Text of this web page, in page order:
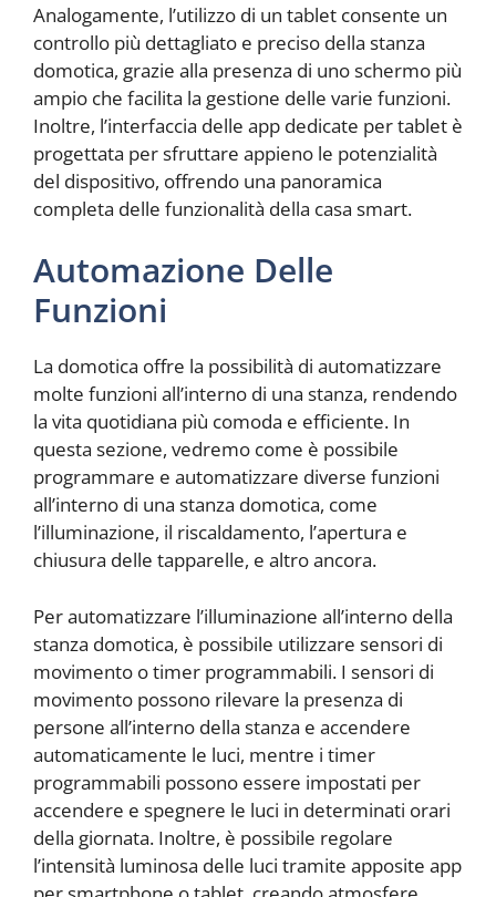
Analogamente, l’utilizzo di un tablet consente un
controllo più dettagliato e preciso della stanza
domotica, grazie alla presenza di uno schermo più
ampio che facilita la gestione delle varie funzioni.
Inoltre, l’interfaccia delle app dedicate per tablet è
progettata per sfruttare appieno le potenzialità
del dispositivo, offrendo una panoramica
completa delle funzionalità della casa smart.
Automazione Delle
Funzioni
La domotica offre la possibilità di automatizzare
molte funzioni all’interno di una stanza, rendendo
la vita quotidiana più comoda e efficiente. In
questa sezione, vedremo come è possibile
programmare e automatizzare diverse funzioni
all’interno di una stanza domotica, come
l’illuminazione, il riscaldamento, l’apertura e
chiusura delle tapparelle, e altro ancora.
Per automatizzare l’illuminazione all’interno della
stanza domotica, è possibile utilizzare sensori di
movimento o timer programmabili. I sensori di
movimento possono rilevare la presenza di
persone all’interno della stanza e accendere
automaticamente le luci, mentre i timer
programmabili possono essere impostati per
accendere e spegnere le luci in determinati orari
della giornata. Inoltre, è possibile regolare
l’intensità luminosa delle luci tramite apposite app